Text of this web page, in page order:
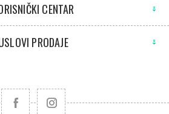
CENTAR
PRODAJE